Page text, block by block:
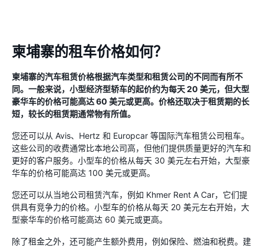
柬埔寨的租车价格如何？
柬埔寨的汽车租赁价格根据汽车类型和租赁公司的不同而有所不
同。一般来说，小型经济型轿车的起价约为每天 20 美元，但大型
豪华车的价格可能高达 60 美元或更高。价格还取决于租赁期的长
短，较长的租赁期通常物有所值。
您还可以从 Avis、Hertz 和 Europcar 等国际汽车租赁公司租车。
这些公司的收费通常比本地公司高，但他们提供质量更好的汽车和
更好的客户服务。小型车的价格从每天 30 美元左右开始，大型豪
华车的价格可能高达 100 美元或更高。
您还可以从当地公司租赁汽车，例如 Khmer Rent A Car，它们提
供具有竞争力的价格。小型车的价格从每天 20 美元左右开始，大
型豪华车的价格可能高达 60 美元或更高。
除了租金之外，还可能产生额外费用，例如保险、燃油和税费。建